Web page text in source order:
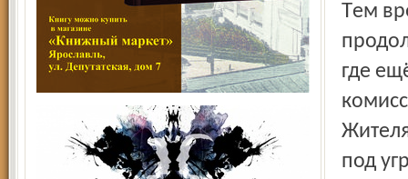
Тем временем защитники старинных корпусов
где
под